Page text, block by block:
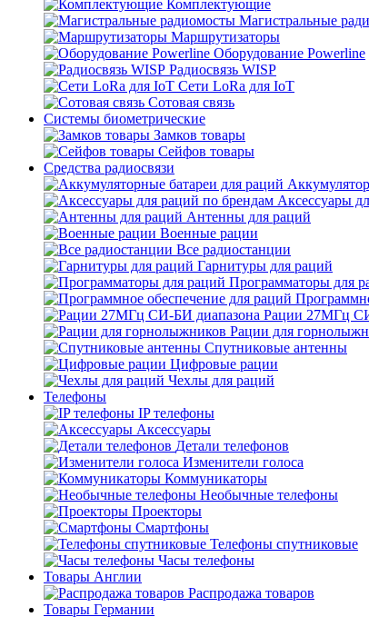
Комплектующие
Магистральные
Маршрутизаторы
Оборудование Powerline
Радиосвязь WISP
Сети LoRa для IoT
Сотовая связь
Системы биометрические
Замков товары
Сейфов товары
Средства радиосвязи
Аксессуары
Антенны для раций
Военные рации
Все радиостанции
Гарнитуры для раций
Программаторы для
Рации 27МГц
Рации для
Спутниковые антенны
Цифровые рации
Чехлы для раций
Телефоны
IP телефоны
Аксессуары
Детали телефонов
Изменители голоса
Коммуникаторы
Необычные телефоны
Проекторы
Смартфоны
Телефоны спутниковые
Часы телефоны
Товары Англии
Распродажа товаров
Товары Германии